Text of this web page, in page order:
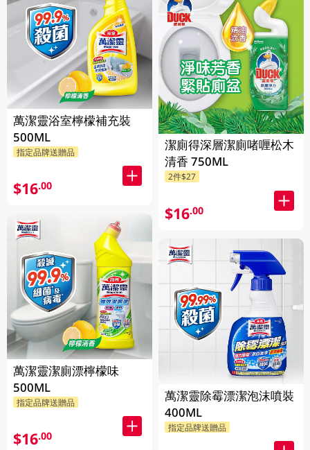
萬潔靈浴室檸檬補充裝
500ML
指定品牌送贈品
$16.00
萬潔靈潔廁漂檸檬味
500ML
指定品牌送贈品
$16.00
潔廁得深層潔廁啫喱松木
清香 750ML
2件$27
$16.00
萬潔靈除霉漂潔泡沫噴裝
400ML
指定品牌送贈品